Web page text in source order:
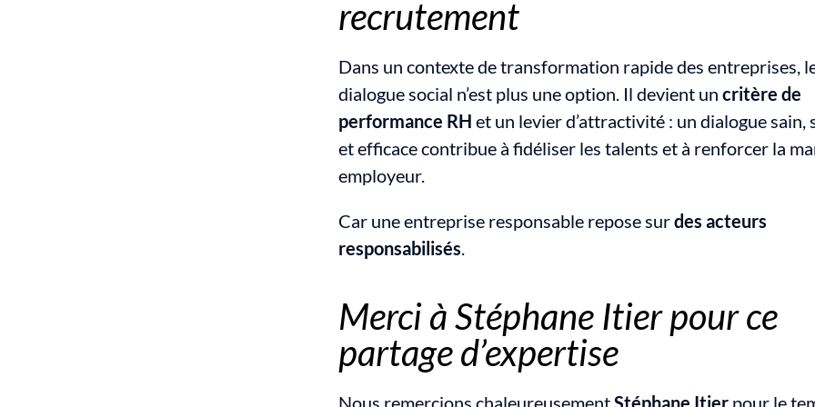
recrutement
Dans un contexte de transformation rapide des entreprises,
dialogue social n’est plus une option. Il devient un critère de
performance RH et un levier d’attractivité : un dialogue
et efficace contribue à fidéliser les talents et à renforcer la
employeur.
Car une entreprise responsable repose sur des acteurs
responsabilisés.
Merci à Stéphane Itier pour ce
partage d’expertise
Nous remercions chaleureusement Stéphane Itier pour le